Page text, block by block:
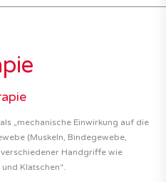
„mechanische Einwirkung auf die
(Muskeln, Bindegewebe,
Handgriffe wie
Klatschen“.